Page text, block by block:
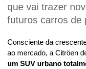
que vai trazer
futuros carros de
Consciente da
um SUV urbano